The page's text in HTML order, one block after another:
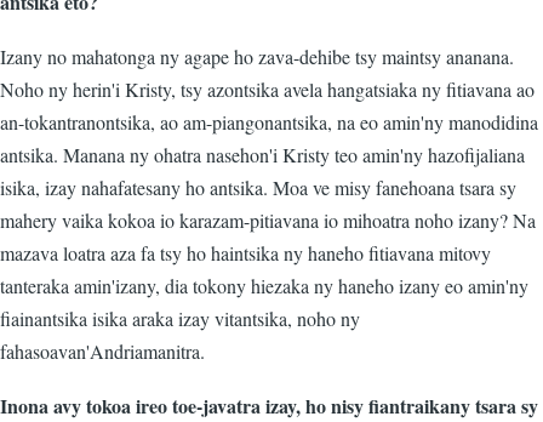
Izany no mahatonga ny agape ho zava-dehibe tsy maintsy ananana.
Noho ny herin'i Kristy, tsy azontsika avela hangatsiaka ny fitiavana ao
an-tokantranontsika, ao am-piangonantsika, na eo amin'ny manodidina
antsika. Manana ny ohatra nasehon'i Kristy teo amin'ny hazofijaliana
isika, izay nahafatesany ho antsika. Moa ve misy fanehoana tsara sy
mahery vaika kokoa io karazam-pitiavana io mihoatra noho izany? Na
mazava loatra aza fa tsy ho haintsika ny haneho fitiavana mitovy
tanteraka amin'izany, dia tokony hiezaka ny haneho izany eo amin'ny
fiainantsika isika araka izay vitantsika, noho ny
fahasoavan'Andriamanitra.
Inona avy tokoa ireo toe-javatra izay, ho nisy fiantraikany tsara sy